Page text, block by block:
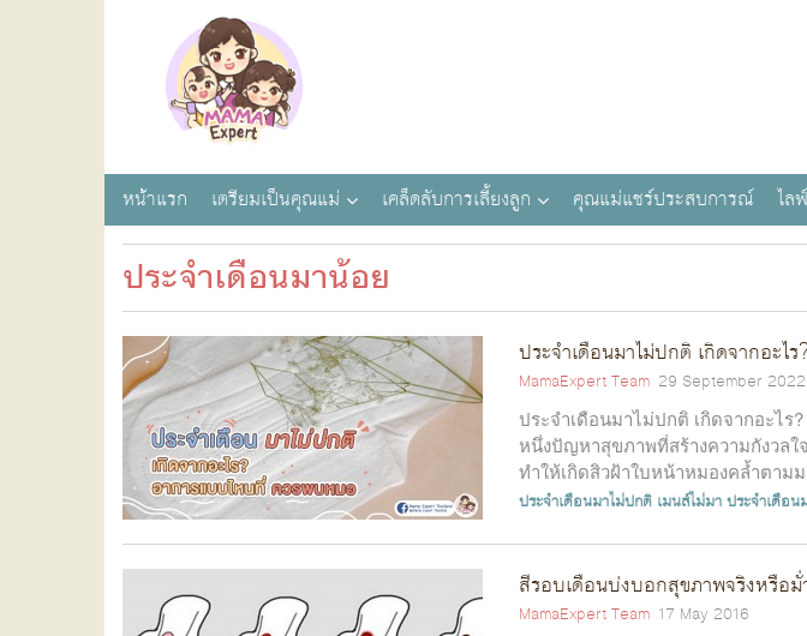
หน้าแรก เตรียมเป็นคุณแม่ เคล็ดลับการเลี้ยงลูก คุณแม่แชร์ประสบการณ์ ไล
ประจำเดือนมาน้อย
ประจำเดือนมาไม่ปกติ เกิดจากอะ
MamaExpert Team 29 September 2022
ประจำเดือนมาไม่ปกติ เกิดจากอะไร
หนึ่งปัญหาสุขภาพที่สร้างความกังวลใ
ทำให้เกิดสิวฝ้าใบหน้าหมองคล้ำตาม
ประจำเดือนมาไม่ปกติ เมนส์ไม่มาประจำเดือ
สีรอบเดือนบ่งบอกสุขภาพจริงหรือ
MamaExpert Team 17 May 2016